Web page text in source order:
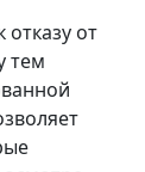
от
тем